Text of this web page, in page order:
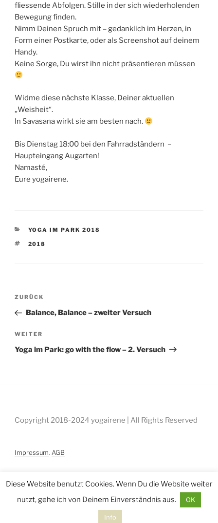
fliessende Abfolgen. Stille in der sich wiederholenden
Bewegung finden.
Nimm Deinen Spruch mit – gedanklich im Herzen, in
Form einer Postkarte, oder als Screenshot auf deinem
Handy.
Keine Sorge, Du wirst ihn nicht präsentieren müssen
Widme diese nächste Klasse, Deiner aktuellen
„Weisheit“.
In Savasana wirkt sie am besten nach.
Bis Dienstag 18:00 bei den Fahrradständern –
Haupteingang Augarten!
Namasté,
Eure yogairene.
KATEGORIEN
YOGA IM PARK 2018
SCHLAGWÖRTER
2018
Beitragsnavigation
Vorheriger
Beitrag
ZURÜCK
Balance, Balance – zweiter Versuch
Nächster
Beitrag
WEITER
Yoga im Park: go with the flow – 2. Versuch
Copyright 2018-2024 yogairene | All Rights Reserved
Impressum. AGB
Diese Website benutzt Cookies. Wenn Du die Website weiter
nutzt, gehe ich von Deinem Einverständnis aus.
OK
Info